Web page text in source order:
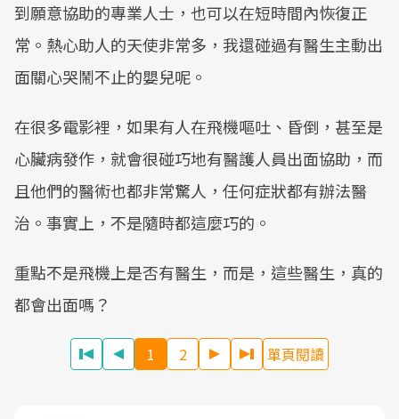
到願意協助的專業人士，也可以在短時間內恢復正
常。熱心助人的天使非常多，我還碰過有醫生主動出
面關心哭鬧不止的嬰兒呢。
在很多電影裡，如果有人在飛機嘔吐、昏倒，甚至是
心臟病發作，就會很碰巧地有醫護人員出面協助，而
且他們的醫術也都非常驚人，任何症狀都有辦法醫
治。事實上，不是隨時都這麼巧的。
重點不是飛機上是否有醫生，而是，這些醫生，真的
都會出面嗎？
1 2 單頁閱讀